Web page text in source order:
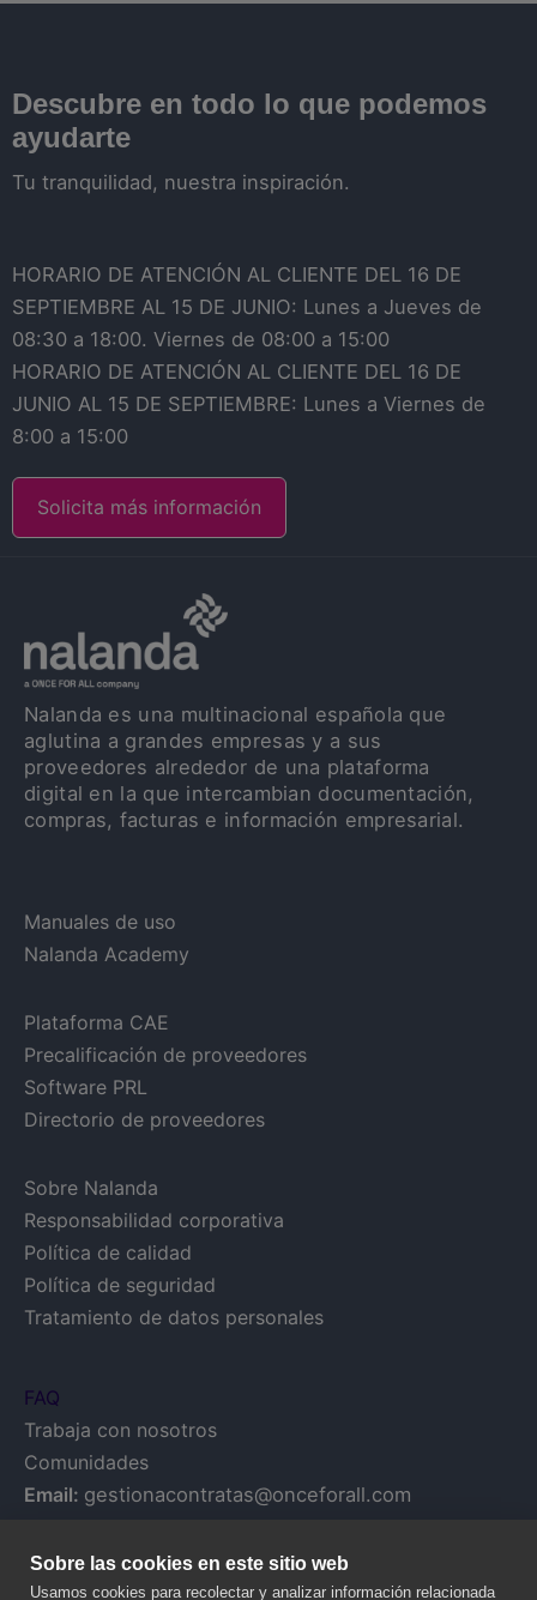
Descubre en todo lo que podemos
ayudarte
Tu tranquilidad, nuestra inspiración.
HORARIO DE ATENCIÓN AL CLIENTE DEL 16 DE
SEPTIEMBRE AL 15 DE JUNIO: Lunes a Jueves de
08:30 a 18:00. Viernes de 08:00 a 15:00
HORARIO DE ATENCIÓN AL CLIENTE DEL 16 DE
JUNIO AL 15 DE SEPTIEMBRE: Lunes a Viernes de
8:00 a 15:00
Solicita más información
Nalanda es una multinacional española que
aglutina a grandes empresas y a sus
proveedores alrededor de una plataforma
digital en la que intercambian documentación,
compras, facturas e información empresarial.
Manuales de uso
Nalanda Academy
Plataforma CAE
Precalificación de proveedores
Software PRL
Directorio de proveedores
Sobre Nalanda
Responsabilidad corporativa
Política de calidad
Política de seguridad
Tratamiento de datos personales
FAQ
Trabaja con nosotros
Comunidades
Email: gestionacontratas@onceforall.com
Sobre las cookies en este sitio web
Usamos cookies para recolectar y analizar información relacionada